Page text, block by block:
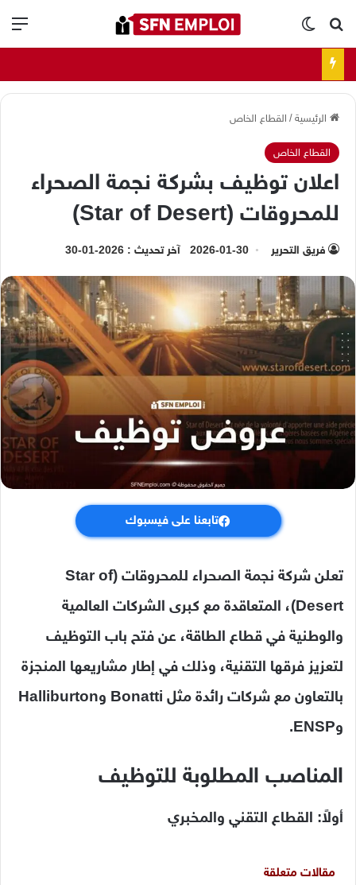
بحث عنالوضع المظلم
الرئيسية/ القطاع الخاص
القطاع الخاص
اعلان توظيف بشركة نجمة الصحراء
للمحروقات (Star of Desert)
فريق التحرير 2026-01-30 آخر تحديث : 2026-01-30
تابعنا على فيسبوك
تعلن شركة نجمة الصحراء للمحروقات (Star of
Desert)، المتعاقدة مع كبرى الشركات العالمية
والوطنية في قطاع الطاقة، عن فتح باب التوظيف
لتعزيز فرقها التقنية، وذلك في إطار مشاريعها المنجزة
بالتعاون مع شركات رائدة مثل Bonatti وHalliburton
وENSP.
المناصب المطلوبة للتوظيف
أولاً: القطاع التقني والمخبري
مقالات متعلقة